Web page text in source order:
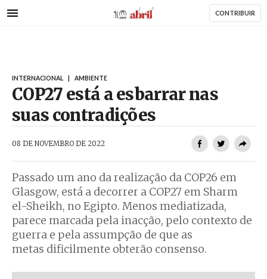
para
AbrilAbril CONTRIBUIR
INTERNACIONAL AMBIENTE
COP27 está a esbarrar nas
suas contradições
08 DE NOVEMBRO DE 2022
Passado um ano da realização da COP26 em
Glasgow, está a decorrer a COP27 em Sharm
el-Sheikh, no Egipto. Menos mediatizada,
parece marcada pela inacção, pelo contexto de
guerra e pela assumpção de que as
metas dificilmente obterão consenso.